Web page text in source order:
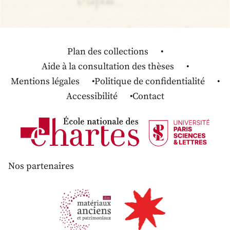
Plan des collections
Aide à la consultation des thèses
Mentions légales
Politique de confidentialité
Accessibilité
Contact
Nos partenaires